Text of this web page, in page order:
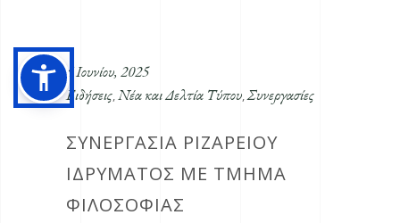
6 Ιουνίου, 2025
Ειδήσεις,Νέα και Δελτία Τύπου,Συνεργασίες
ΣΥΝΕΡΓΑΣΙΑ ΡΙΖΑΡΕΙΟΥ
ΙΔΡΥΜΑΤΟΣ ΜΕ ΤΜΗΜΑ
ΦΙΛΟΣΟΦΙΑΣ